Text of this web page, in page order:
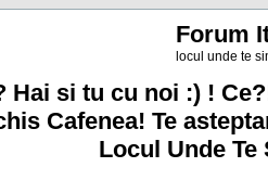
Forum
locul unde te
Hai si tu cu noi :) !
Cafenea! Te
Locul Unde